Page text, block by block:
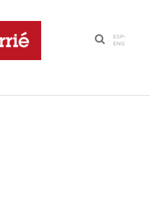
·
ESP-
ENG